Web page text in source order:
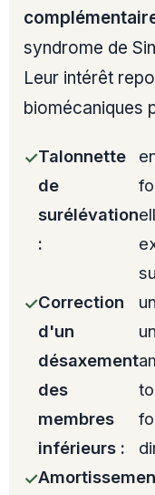
syndrome de
Leur intérêt
biomécaniques
Talonnette
de
surélévation
:
Correction
d'un
désaxement
des
membres
inférieurs :